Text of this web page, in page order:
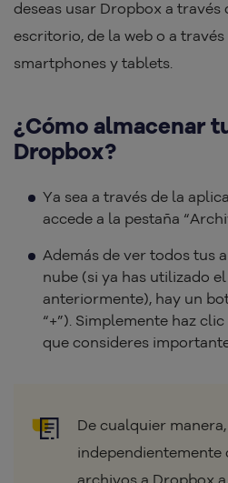
deseas usar Dropbox a través
escritorio, de la web o a
smartphones y tablets.
¿Cómo almacenar
Dropbox?
Ya sea a través de la
accede a la pestaña
Además de ver todos tus
nube (si ya has utilizado
anteriormente), hay un
“+”). Simplemente haz
que consideres
De cualquier
independientemente